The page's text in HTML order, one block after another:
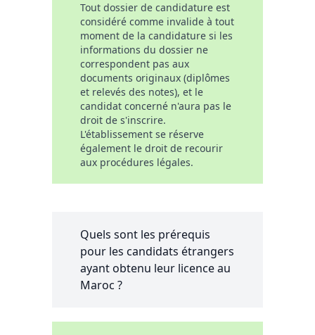
Tout dossier de candidature est
considéré comme invalide à tout
moment de la candidature si les
informations du dossier ne
correspondent pas aux
documents originaux (diplômes
et relevés des notes), et le
candidat concerné n'aura pas le
droit de s'inscrire.
L'établissement se réserve
également le droit de recourir
aux procédures légales.
Quels sont les prérequis
pour les candidats étrangers
ayant obtenu leur licence au
Maroc ?